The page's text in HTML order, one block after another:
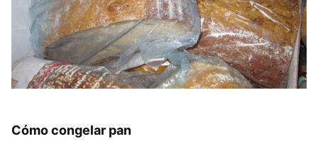
Cómo congelar pan